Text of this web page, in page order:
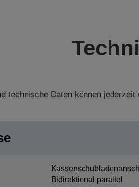
technische Daten können jederzeit
Bidirektional parallel